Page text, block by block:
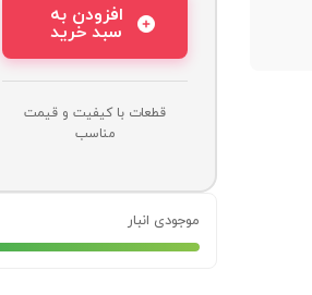
افزودن به
سبد خرید
قطعات با کیفیت و قیمت
مناسب
موجودی انبار